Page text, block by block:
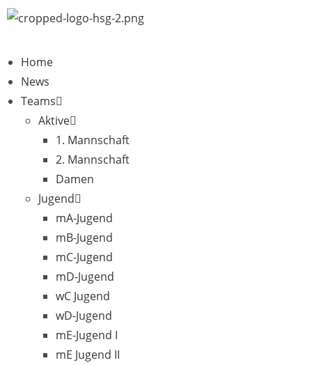
Home
News
Teams
Aktive
1. Mannschaft
2. Mannschaft
Damen
Jugend
mA-Jugend
mB-Jugend
mC-Jugend
mD-Jugend
wC Jugend
wD-Jugend
mE-Jugend I
mE Jugend II